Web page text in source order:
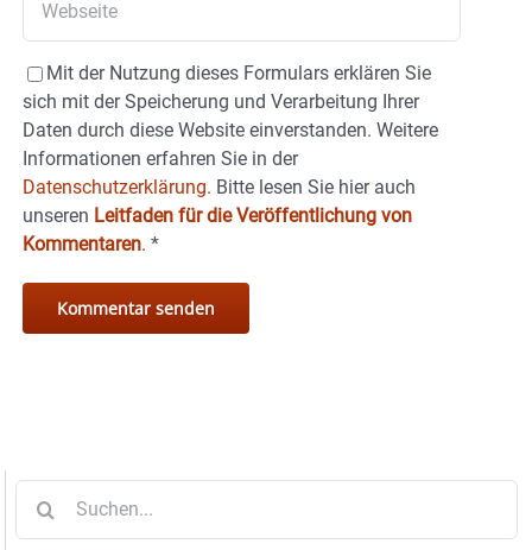
Mit der Nutzung dieses Formulars erklären Sie
sich mit der Speicherung und Verarbeitung Ihrer
Daten durch diese Website einverstanden. Weitere
Informationen erfahren Sie in der
Datenschutzerklärung. Bitte lesen Sie hier auch
unseren Leitfaden für die Veröffentlichung von
Kommentaren. *
nach: